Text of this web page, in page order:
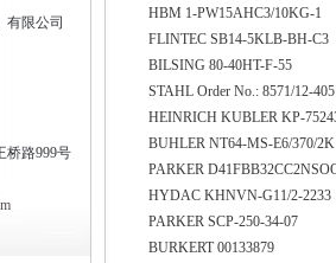
有限公司
桥路999号
HBM 1-PW15AHC3/10KG-1
FLINTEC SB14-5KLB-BH-C3
BILSING 80-40HT-F-55
STAHL Order No.: 8571/12-
HEINRICH KUBLER KP-
BUHLER NT64-MS-E6/370/
PARKER
HYDAC KHNVN-G11/2-2233
PARKER SCP-250-34-07
BURKERT 00133879